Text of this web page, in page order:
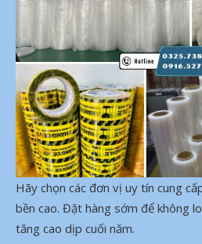
Hãy chọn các đơn vị uy tín cung
bền cao. Đặt hàng sớm để không
tăng cao dịp cuối năm.